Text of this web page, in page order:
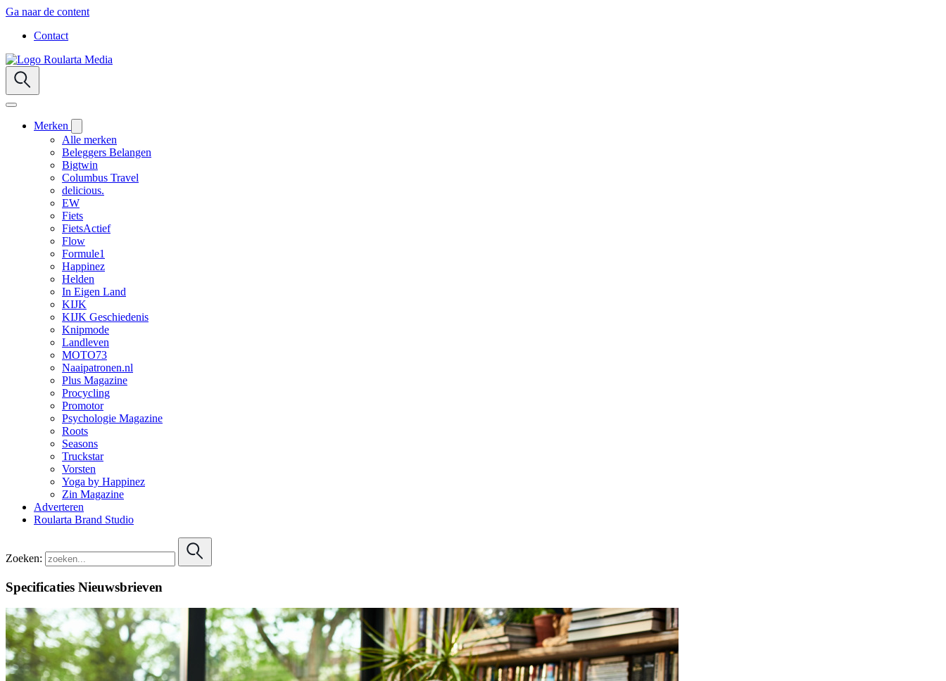
Ga naar de content
Contact
Merken
Alle merken
Beleggers Belangen
Bigtwin
Columbus Travel
delicious.
EW
Fiets
FietsActief
Flow
Formule1
Happinez
Helden
In Eigen Land
KIJK
KIJK Geschiedenis
Knipmode
Landleven
MOTO73
Naaipatronen.nl
Plus Magazine
Procycling
Promotor
Psychologie Magazine
Roots
Seasons
Truckstar
Vorsten
Yoga by Happinez
Zin Magazine
Adverteren
Roularta Brand Studio
Zoeken:
Specificaties Nieuwsbrieven